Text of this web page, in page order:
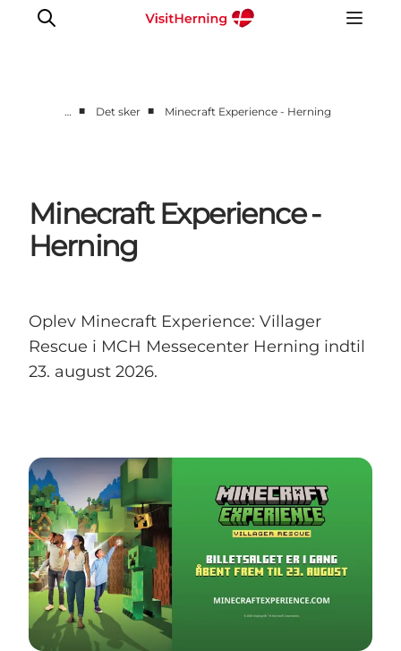
Kunstlandet
Se og oplev
Find vej
… ■ Det sker ■ Minecraft Experience - Herning
Minecraft Experience -
Herning
Oplev Minecraft Experience: Villager
Rescue i MCH Messecenter Herning indtil
23. august 2026.